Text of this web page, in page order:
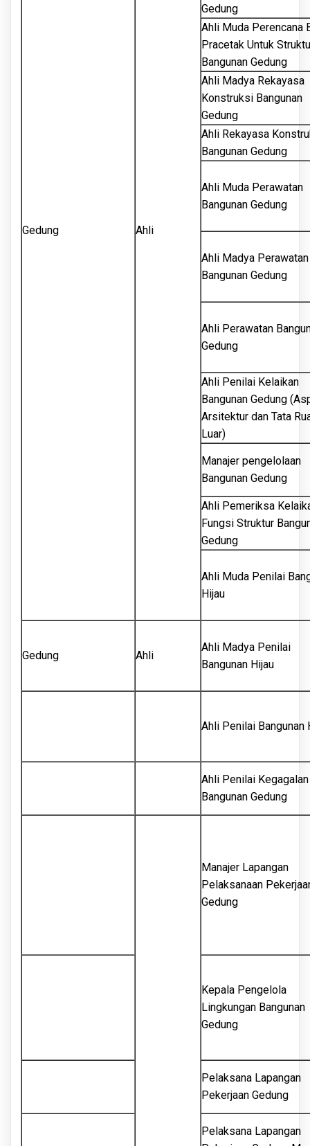
Gedung Ahli
Gedung
Ahli Muda Perencana
Pracetak Untuk
Bangunan Gedung
Ahli Madya Rekayasa
Konstruksi Bangunan
Gedung
Ahli Rekayasa
Bangunan Gedung
Ahli Muda Perawatan
Bangunan Gedung
Ahli Madya Perawatan
Bangunan Gedung
Ahli Perawatan
Gedung
Ahli Penilai Kelaikan
Bangunan Gedung
Arsitektur dan Tata
Luar)
Manajer pengelolaan
Bangunan Gedung
Ahli Pemeriksa
Fungsi Struktur
Gedung
Ahli Muda Penilai
Hijau
Gedung Ahli
Ahli Madya Penilai
Bangunan Hijau
Ahli Penilai Bangunan
Ahli Penilai Kegagalan
Bangunan Gedung
Manajer Lapangan
Pelaksanaan
Gedung
Kepala Pengelola
Lingkungan Bangunan
Gedung
Pelaksana Lapangan
Pekerjaan Gedung
Pelaksana Lapangan